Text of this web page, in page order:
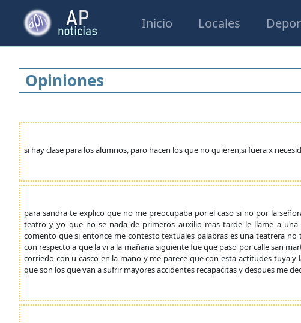
Inicio Locales
Opiniones
si hay clase para los alumnos, paro hacen los que no quieren,si fuera x
para sandra te explico que no me preocupaba por el caso si no por la
teatro y yo que no se nada de primeros auxilio mas tarde le llame a
comento que si entonce me contesto textuales palabras es una teatrera
con respecto a que la vi a la mañana siguiente fue que paso por calle san
corriedo con u casco en la mano y me parece que con esta actitudes tuya
que son los que van a sufrir mayores accidentes recapacitas y despues me